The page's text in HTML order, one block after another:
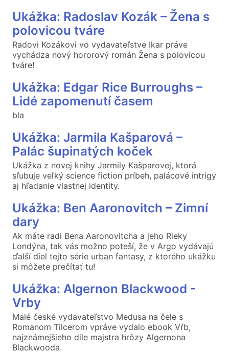
Ukážka: Radoslav Kozák – Žena s
polovicou tváre
Radovi Kozákovi vo vydavateľstve Ikar práve
vychádza nový hororový román Žena s polovicou
tváre!
Ukážka: Edgar Rice Burroughs –
Lidé zapomenutí časem
bla
Ukážka: Jarmila Kašparová –
Palác šupinatých koček
Ukážka z novej knihy Jarmily Kašparovej, ktorá
sľubuje veľký science fiction príbeh, palácové intrigy
aj hľadanie vlastnej identity.
Ukážka: Ben Aaronovitch – Zimní
dary
Ak máte radi Bena Aaronovitcha a jeho Rieky
Londýna, tak vás možno poteší, že v Argo vydávajú
ďalší diel tejto série urban fantasy, z ktorého ukážku
si môžete prečítať tu!
Ukážka: Algernon Blackwood -
Vrby
Malé české vydavateľstvo Medusa na čele s
Romanom Tilcerom vpráve vydalo ebook Vŕb,
najznámejšieho dile majstra hrôzy Algernona
Blackwooda.